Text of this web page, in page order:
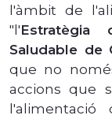
l'àmbit de
"l'Estratègia
Saludable de
que no
accions que